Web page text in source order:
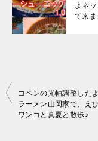
よネ
て来
投
コペンの光軸調整した
ラーメン山岡家で、えび塩ラ
ワンコと真夏と散歩♪